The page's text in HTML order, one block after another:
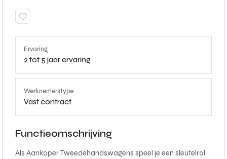
Ervaring
2 tot 5 jaar ervaring
Werknemerstype
Vast contract
Functieomschrijving
Als Aankoper Tweedehandswagens speel je een sleutelrol